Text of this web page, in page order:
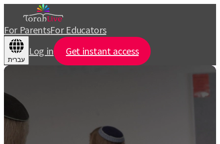
For ParentsFor Educators
עברית
Log in Get instant access